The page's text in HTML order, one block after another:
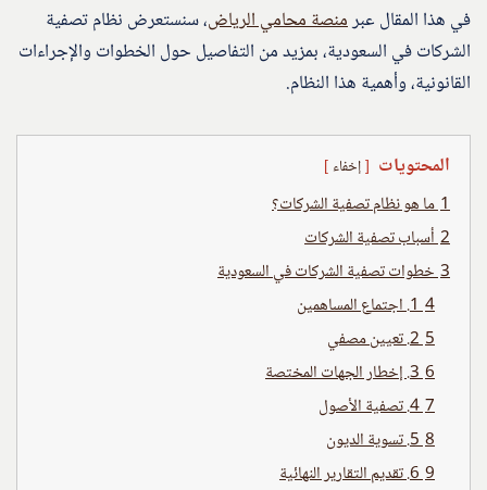
في هذا المقال عبرمنصة محامي الرياض، سنستعرض نظام تصفية
الشركات في السعودية، بمزيد من التفاصيل حول الخطوات والإجراءات
القانونية، وأهمية هذا النظام.
المحتويات إخفاء
1ما هو نظام تصفية الشركات؟
2أسباب تصفية الشركات
3خطوات تصفية الشركات في السعودية
41. اجتماع المساهمين
52. تعيين مصفي
63. إخطار الجهات المختصة
74. تصفية الأصول
85. تسوية الديون
96. تقديم التقارير النهائية